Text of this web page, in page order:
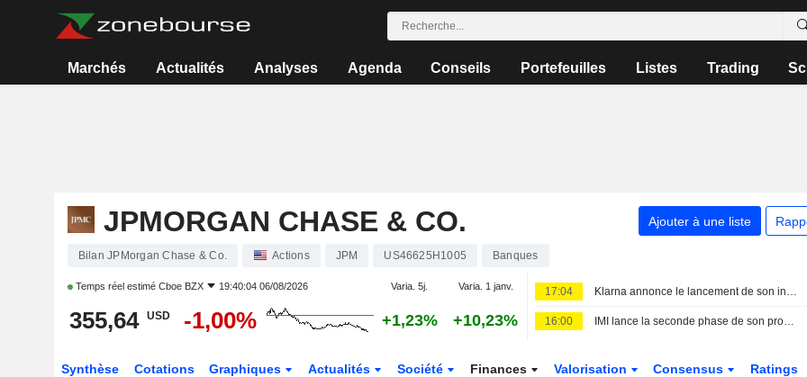
Marchés Actualités Analyses Agenda Conseils Portefeuilles Listes Trading
JPMORGAN CHASE & CO. Ajouter à une liste
Bilan JPMorgan Chase & Co. Actions JPM US46625H1005 Banques
Temps réel estimé Cboe BZX 19:40:04 06/08/2026 Varia. 5j. Varia. 1 janv.
355,64 USD -1,00% +1,23% +10,23%
17:04 Klarna annonce le lancement de son intégration avec J.P. Morgan Payments
16:00 IMI lance la seconde phase de son programme de rachat d'actions de 500 millions de livres sterling
Synthèse Cotations Graphiques Actualités Société Finances Valorisation Consensus Ratings